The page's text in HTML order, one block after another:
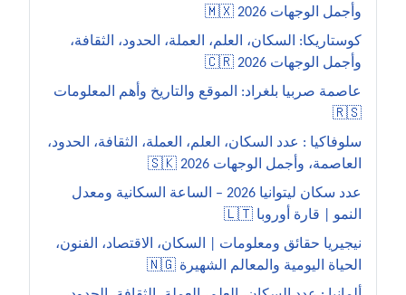
وأجمل الوجهات 2026 🇲🇽
كوستاريكا: السكان، العلم، العملة، الحدود، الثقافة،
وأجمل الوجهات 2026 🇨🇷
عاصمة صربيا بلغراد: الموقع والتاريخ وأهم المعلومات
🇷🇸
سلوفاكيا : عدد السكان، العلم، العملة، الثقافة، الحدود،
العاصمة، وأجمل الوجهات 2026 🇸🇰
عدد سكان ليتوانيا 2026 – الساعة السكانية ومعدل
النمو | قارة أوروبا 🇱🇹
نيجيريا حقائق ومعلومات | السكان، الاقتصاد، الفنون،
الحياة اليومية والمعالم الشهيرة 🇳🇬